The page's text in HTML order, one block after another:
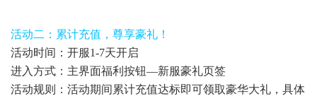
活动二：累计充值，尊享豪礼！
活动时间：开服1-7天开启
进入方式：主界面福利按钮—新服豪礼页签
活动规则：活动期间累计充值达标即可领取豪华大礼，具体